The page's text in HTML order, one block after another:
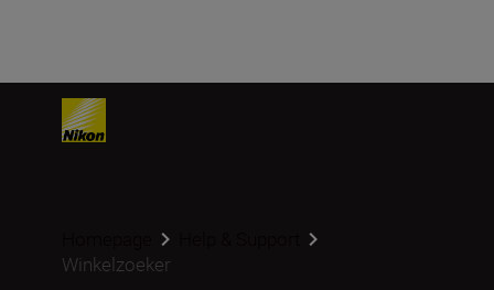
Winkelzoeker